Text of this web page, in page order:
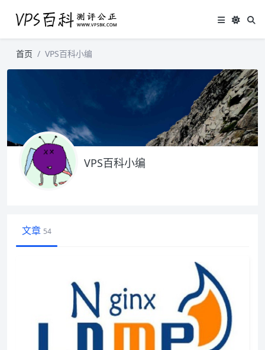
首页 VPS百科小编
VPS百科小编
文章 54